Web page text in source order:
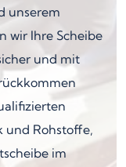
unserem
wir Ihre Scheibe
und mit
und Rohstoffe,
im